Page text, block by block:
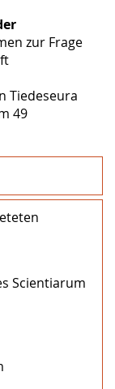
zur Frage
Tiedeseura
49
Scientiarum